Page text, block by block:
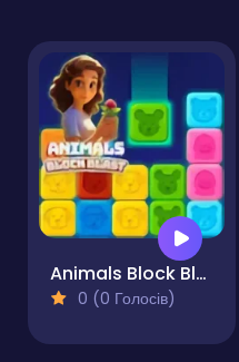
Animals Block Blast
0 (0 Голосів)